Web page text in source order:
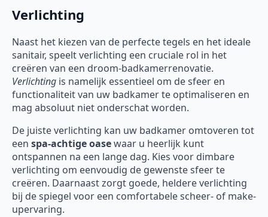
Verlichting
Naast het kiezen van de perfecte tegels en het ideale
sanitair, speelt verlichting een cruciale rol in het
creëren van een droom-badkamerrenovatie.
Verlichting is namelijk essentieel om de sfeer en
functionaliteit van uw badkamer te optimaliseren en
mag absoluut niet onderschat worden.
De juiste verlichting kan uw badkamer omtoveren tot
een spa-achtige oasewaar u heerlijk kunt
ontspannen na een lange dag. Kies voor dimbare
verlichting om eenvoudig de gewenste sfeer te
creëren. Daarnaast zorgt goede, heldere verlichting
bij de spiegel voor een comfortabele scheer- of make-
upervaring.